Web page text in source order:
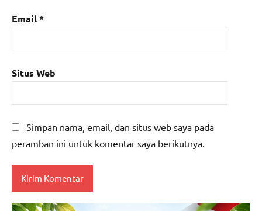
Email*
Situs Web
Simpan nama, email, dan situs web saya pada
peramban ini untuk komentar saya berikutnya.